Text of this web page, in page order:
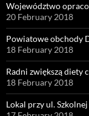
Województwo
20 February 2018
Powiatowe obchody
18 February 2018
Radni zwiększą diety
18 February 2018
Lokal przy ul.